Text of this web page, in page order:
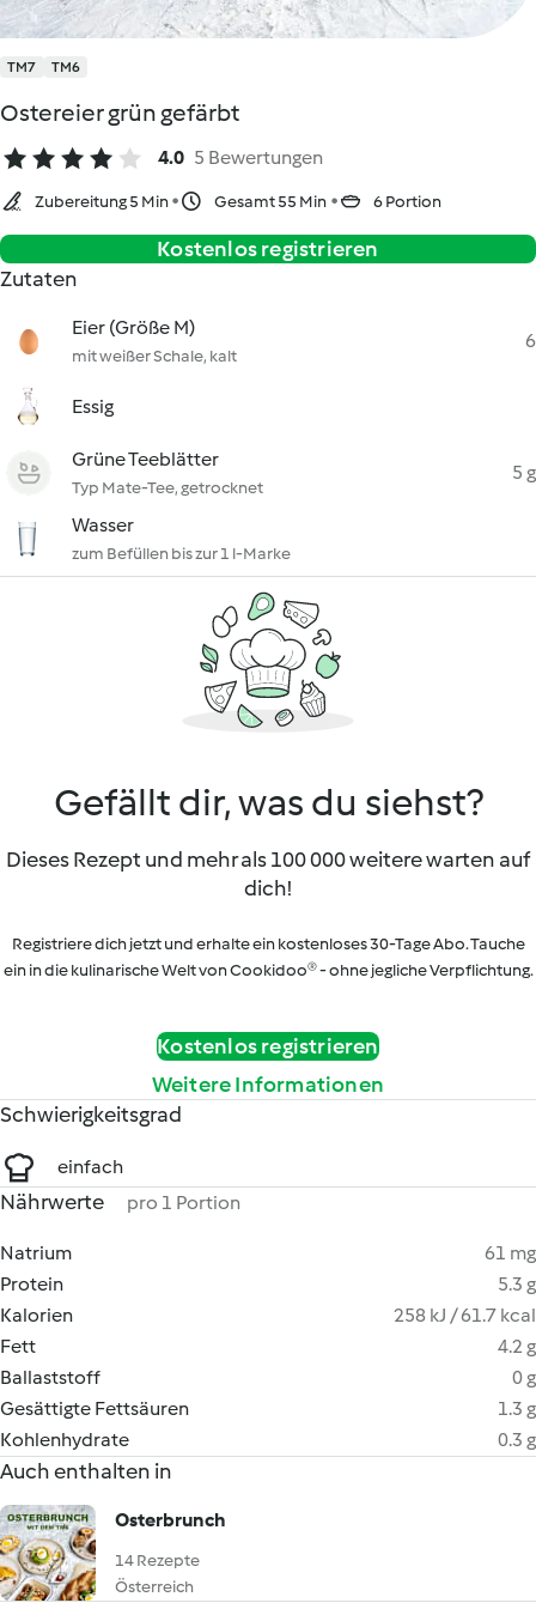
TM7 TM6
Ostereier grün gefärbt
4.0 5 Bewertungen
Zubereitung 5 Min Gesamt 55 Min 6 Portion
Kostenlos registrieren
Zutaten
Eier (Größe M)
mit weißer Schale, kalt
6
Essig
Grüne Teeblätter
Typ Mate-Tee, getrocknet
5 g
Wasser
zum Befüllen bis zur 1 l-Marke
Gefällt dir, was du siehst?
Dieses Rezept und mehr als 100 000 weitere warten auf
dich!
Registriere dich jetzt und erhalte ein kostenloses 30-Tage Abo. Tauche
ein in die kulinarische Welt von Cookidoo® - ohne jegliche Verpflichtung.
Kostenlos registrieren
Weitere Informationen
Schwierigkeitsgrad
einfach
Nährwerte pro 1 Portion
Natrium
61 mg
Protein
5.3 g
Kalorien
258 kJ / 61.7 kcal
Fett
4.2 g
Ballaststoff
0 g
Gesättigte Fettsäuren
1.3 g
Kohlenhydrate
0.3 g
Auch enthalten in
Osterbrunch
14 Rezepte
Österreich